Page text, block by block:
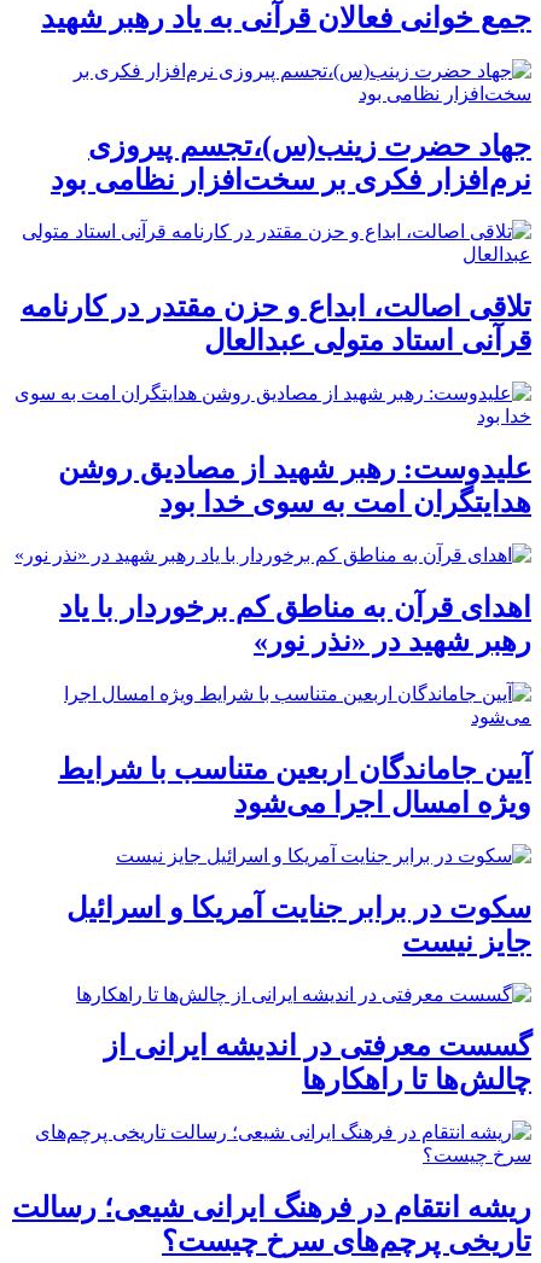
جمع خوانی فعالان قرآنی به یاد رهبر شهید
جهاد حضرت زینب(س)،تجسم پیروزی
نرم‌افزار فکری بر سخت‌افزار نظامی بود
تلاقی اصالت، ابداع و حزن مقتدر در کارنامه
قرآنی استاد متولی عبدالعال
علیدوست: رهبر شهید از مصادیق روشن
هدایتگران امت به سوی خدا بود
اهدای قرآن به مناطق کم برخوردار با یاد
رهبر شهید در «نذر نور»
آیین جاماندگان اربعین متناسب با شرایط
ویژه امسال اجرا می‌شود
سکوت در برابر جنایت آمریکا و اسرائیل
جایز نیست
گسست معرفتی در اندیشه ایرانی از
چالش‌ها تا راهکارها
ریشه انتقام در فرهنگ ایرانی شیعی؛ رسالت
تاریخی پرچم‌های سرخ چیست؟